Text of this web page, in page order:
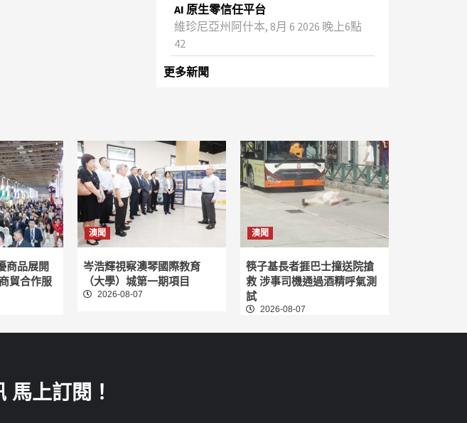
AI 原生零信任平台
維珍尼亞州阿什本, 8月 6 2026 晚上6點
42
更多新聞
商品展開
貿合作服
澳聞
岑浩輝視察澳琴國際教育
（大學）城第一期項目
2026-08-07
澳聞
筷子基長者捱巴士撞送院搶
救 涉事司機通過酒精呼氣測
試
2026-08-07
馬上訂閱！